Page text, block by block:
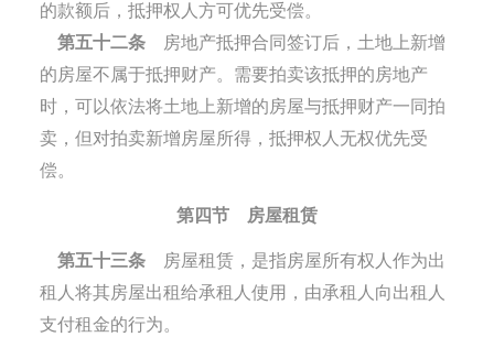
的款额后，抵押权人方可优先受偿。
第五十二条房地产抵押合同签订后，土地上新增
的房屋不属于抵押财产。需要拍卖该抵押的房地产
时，可以依法将土地上新增的房屋与抵押财产一同拍
卖，但对拍卖新增房屋所得，抵押权人无权优先受
偿。
第四节 房屋租赁
第五十三条房屋租赁，是指房屋所有权人作为出
租人将其房屋出租给承租人使用，由承租人向出租人
支付租金的行为。